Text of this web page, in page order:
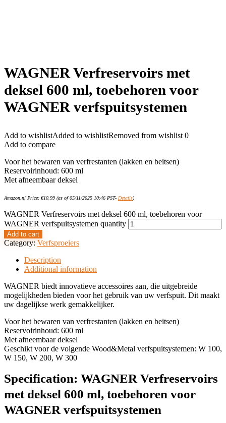
WAGNER Verfreservoirs met
deksel 600 ml, toebehoren voor
WAGNER verfspuitsystemen
Add to wishlistAdded to wishlistRemoved from wishlist 0
Add to compare
Voor het bewaren van verfrestanten (lakken en beitsen)
Reservoirinhoud: 600 ml
Met afneembaar deksel
Amazon.nl Price: €10.99 (as of 05/11/2025 10:46 PST- Details)
WAGNER Verfreservoirs met deksel 600 ml, toebehoren voor
WAGNER verfspuitsystemen quantity
Add to cart
Category: Verfsproeiers
Description
Additional information
WAGNER biedt innovatieve accessoires aan, die uitgebreide
mogelijkheden bieden voor het gebruik van uw verfspuit. Dit maakt
uw dagelijkse werk gemakkelijker.
Voor het bewaren van verfrestanten (lakken en beitsen)
Reservoirinhoud: 600 ml
Met afneembaar deksel
Geschikt voor de volgende Wood&Metal verfspuitsystemen: W 100,
W 150, W 200, W 300
Specification: WAGNER Verfreservoirs
met deksel 600 ml, toebehoren voor
WAGNER verfspuitsystemen